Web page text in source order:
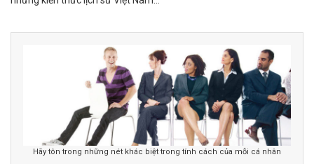
Hãy tôn trong những nét khác biệt trong tính cách của mỗi cá nhân